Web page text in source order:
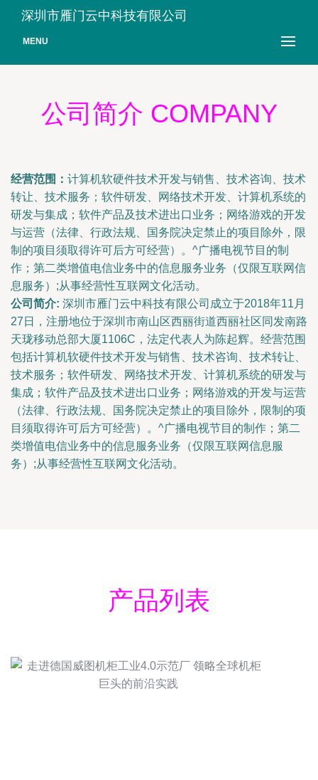
深圳市雁门云中科技有限公司
MENU
公司简介 COMPANY
经营范围： 计算机软硬件技术开发与销售、技术咨询、技术
转让、技术服务；软件研发、网络技术开发、计算机系统的
研发与集成；软件产品及技术进出口业务；网络游戏的开发
与运营（法律、行政法规、国务院决定禁止的项目除外，限
制的项目须取得许可后方可经营）。^广播电视节目的制
作；第二类增值电信业务中的信息服务业务（仅限互联网信
息服务）;从事经营性互联网文化活动。
公司简介: 深圳市雁门云中科技有限公司成立于2018年11月
27日，注册地位于深圳市南山区西丽街道西丽社区同发南路
天珑移动总部大厦1106C，法定代表人为陈起辉。经营范围
包括计算机软硬件技术开发与销售、技术咨询、技术转让、
技术服务；软件研发、网络技术开发、计算机系统的研发与
集成；软件产品及技术进出口业务；网络游戏的开发与运营
（法律、行政法规、国务院决定禁止的项目除外，限制的项
目须取得许可后方可经营）。^广播电视节目的制作；第二
类增值电信业务中的信息服务业务（仅限互联网信息服
务）;从事经营性互联网文化活动。
产品列表